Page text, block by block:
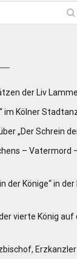
der Liv
im Kölner
„Der Schrein
– Vatermord
der Könige“ in
vierte König auf